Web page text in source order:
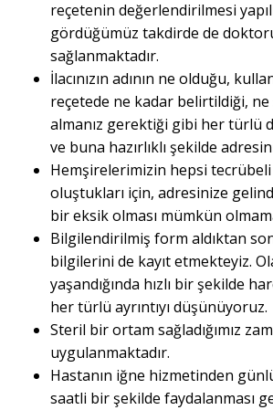
reçetenin değerlendirilmesi
gördüğümüz takdirde de
sağlanmaktadır.
İlacınızın adının ne olduğu,
reçetede ne kadar belirtildiği, ne
almanız gerektiği gibi her türlü
ve buna hazırlıklı şekilde
Hemşirelerimizin hepsi
oluştukları için, adresinize
bir eksik olması mümkün
Bilgilendirilmiş form aldıktan
bilgilerini de kayıt etmekteyiz.
yaşandığında hızlı bir şekilde
her türlü ayrıntıyı düşünüyoruz.
Steril bir ortam sağladığımız
uygulanmaktadır.
Hastanın iğne hizmetinden
saatli bir şekilde faydalanması